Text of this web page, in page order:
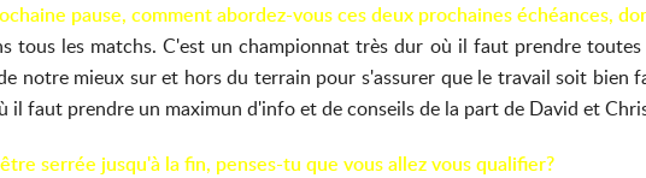
pause, comment abordez-vous ces deux prochaines échéances,
tous les matchs. C'est un championnat très dur où il faut prendre
notre mieux sur et hors du terrain pour s'assurer que le travail soit bien
il faut prendre un maximun d'info et de conseils de la part de David et
serrée jusqu'à la fin, penses-tu que vous allez vous qualifier?